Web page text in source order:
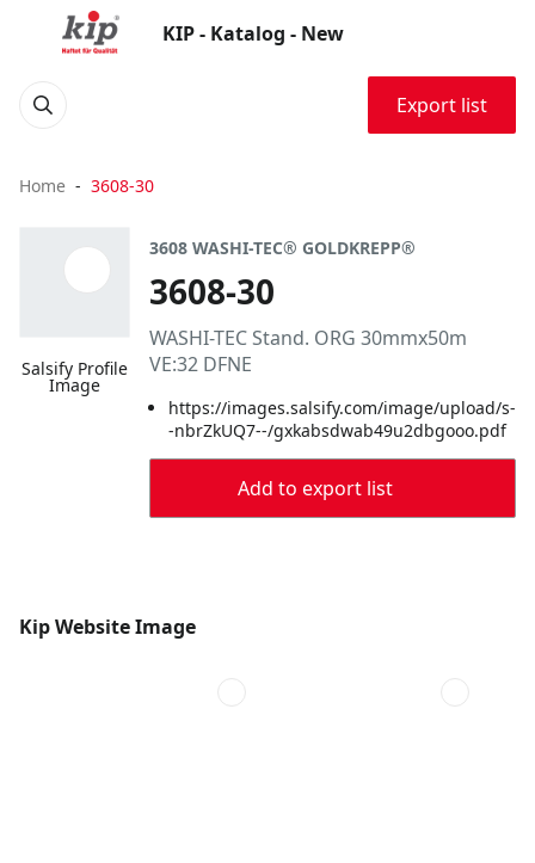
KIP - Katalog - New
Export list
Home 3608-30
Salsify Profile
Image
3608 WASHI-TEC® GOLDKREPP®
3608-30
WASHI-TEC Stand. ORG 30mmx50m
VE:32 DFNE
https://images.salsify.com/image/upload/s-
-nbrZkUQ7--/gxkabsdwab49u2dbgooo.pdf
Add to export list
Kip Website Image